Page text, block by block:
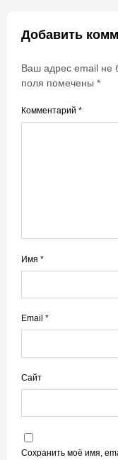
Добавить
Ваш адрес email не
поля помечены *
Комментарий *
Имя *
Email *
Сайт
Сохранить моё имя,